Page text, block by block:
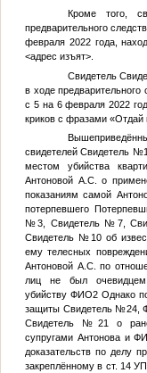
Кроме того,
предварительного
февраля 2022 года,
<адрес изъят>.
Свидетель
в ходе предварительного
с 5 на 6 февраля 2022
криков с фразами «Отдай
свидетелейСвидетель
местом убийства
Антоновой А.С. о
показаниям самой
потерпевшего
№3, Свидетель №7,
Свидетель №10 об
ему телесных
Антоновой А.С. по
лиц не был очевидцем
убийствуФИО2 Однако
защиты Свидетель №24,
Свидетель №21 о
супругами Антонова и
доказательств по делу
закреплённому в ст. 14